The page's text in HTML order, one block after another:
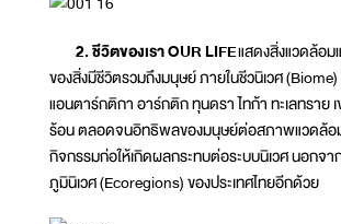
2. ชีวิตของเรา OUR LIFEแสดงสิ่งแวดล้อม
ของสิ่งมีชีวิตรวมถึงมนุษย์ ภายในชีวนิเวศ
แอนตาร์กติกา อาร์กติก ทุนดรา ไทก้า ทะเลทราย
ร้อน ตลอดจนอิทธิพลของมนุษย์ต่อสภาพแวดล้อ
กิจกรรมก่อให้เกิดผลกระทบต่อระบบนิเวศ นอกจา
ภูมินิเวศ (Ecoregions) ของประเทศไทยอีกด้วย